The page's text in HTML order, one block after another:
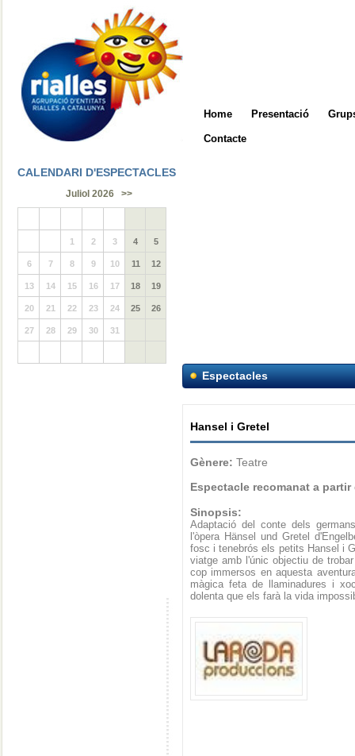
Home Presentació
Contacte
CALENDARI D'ESPECTACLES
Juliol 2026 >>
1 2 3 4 5
6 7 8 9 10 11 12
13 14 15 16 17 18 19
20 21 22 23 24 25 26
27 28 29 30 31
Espectacles
Hansel i Gretel
Gènere: Teatre
Espectacle recomanat a partir
Sinopsis:
Adaptació del conte dels
l'òpera Hänsel und Gretel
fosc i tenebrós els petits Hansel i
viatge amb l'únic objectiu de
cop immersos en aquesta
màgica feta de llaminadures i
dolenta que els farà la vida